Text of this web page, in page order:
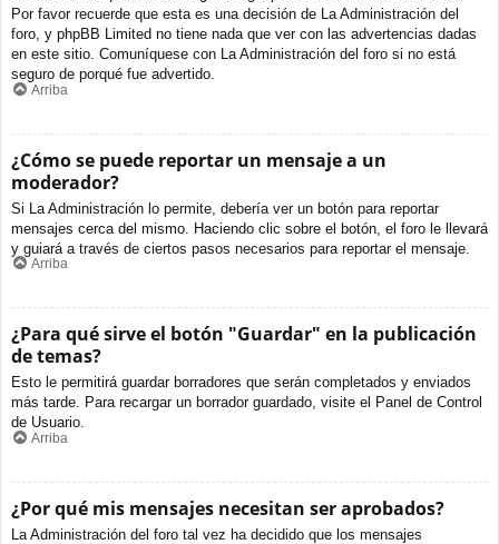
Por favor recuerde que esta es una decisión de La Administración del
foro, y phpBB Limited no tiene nada que ver con las advertencias dadas
en este sitio. Comuníquese con La Administración del foro si no está
seguro de porqué fue advertido.
Arriba
¿Cómo se puede reportar un mensaje a un
moderador?
Si La Administración lo permite, debería ver un botón para reportar
mensajes cerca del mismo. Haciendo clic sobre el botón, el foro le llevará
y guiará a través de ciertos pasos necesarios para reportar el mensaje.
Arriba
¿Para qué sirve el botón "Guardar" en la publicación
de temas?
Esto le permitirá guardar borradores que serán completados y enviados
más tarde. Para recargar un borrador guardado, visite el Panel de Control
de Usuario.
Arriba
¿Por qué mis mensajes necesitan ser aprobados?
La Administración del foro tal vez ha decidido que los mensajes